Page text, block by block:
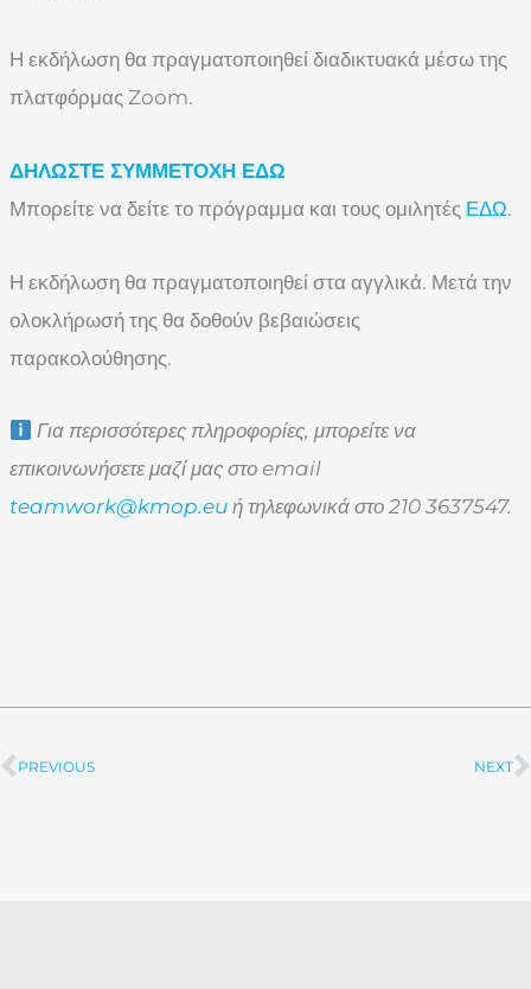
Η εκδήλωση θα πραγματοποιηθεί διαδικτυακά μέσω της
πλατφόρμας Zoom.
ΔΗΛΩΣΤΕ ΣΥΜΜΕΤΟΧΗ ΕΔΩ
Μπορείτε να δείτε το πρόγραμμα και τους ομιλητές ΕΔΩ.
Η εκδήλωση θα πραγματοποιηθεί στα αγγλικά. Μετά την
ολοκλήρωσή της θα δοθούν βεβαιώσεις
παρακολούθησης.
Για περισσότερες πληροφορίες, μπορείτε να
επικοινωνήσετε μαζί μας στο email
teamwork@kmop.eu ή τηλεφωνικά στο 210 3637547.
Prev
PREVIOUS NEXT